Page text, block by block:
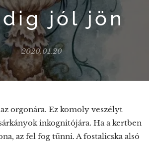
jól jön
2020.01.20
orgonára. Ez komoly veszélyt
inkognitójára. Ha a kertben
az fel fog tűnni. A fostalicska alsó